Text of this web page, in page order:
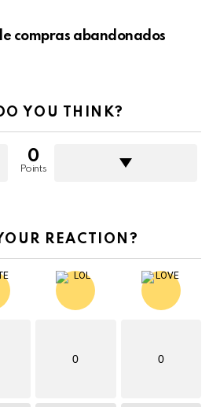
compras abandonados
YOU THINK?
0
Points
REACTION?
0 0